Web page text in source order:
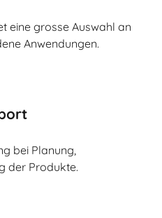
eine grosse Auswahl an
Anwendungen.
bei Planung,
der Produkte.